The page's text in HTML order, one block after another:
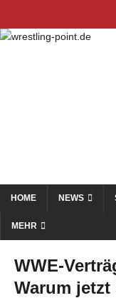
HOME NEWS
MEHR
WWE-
Warum